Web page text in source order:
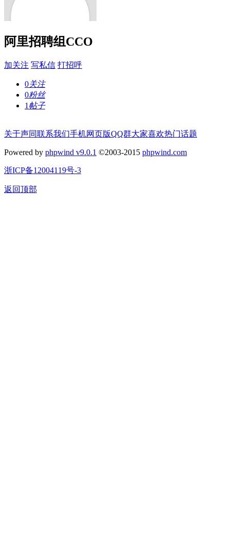
阿里招聘组CCO
加关注 写私信 打招呼
0关注
0粉丝
1 帖子
关于声同联系我们手机网页版QQ群大家喜欢热门话题
Powered by phpwind v9.0.1 ©2003-2015 phpwind.com
浙ICP备12004119号-3
返回顶部